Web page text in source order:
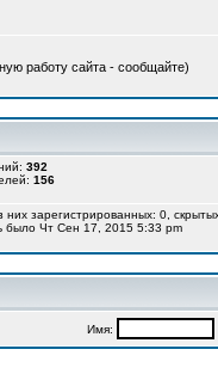
работу сайта - сообщайте)
392
156
них зарегистрированных: 0,
было Чт Сен 17, 2015 5:33 pm
Имя: